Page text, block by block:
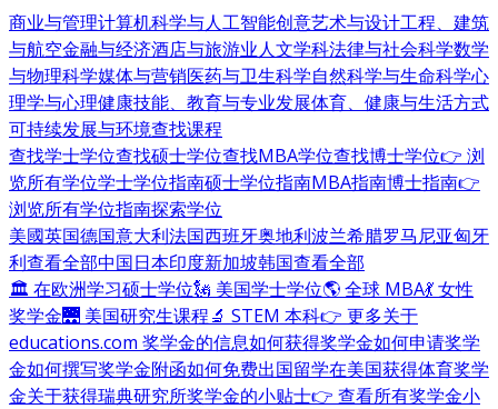
商业与管理计算机科学与人工智能创意艺术与设计工程、建筑
与航空金融与经济酒店与旅游业人文学科法律与社会科学数学
与物理科学媒体与营销医药与卫生科学自然科学与生命科学心
理学与心理健康技能、教育与专业发展体育、健康与生活方式
可持续发展与环境查找课程
查找学士学位查找硕士学位查找MBA学位查找博士学位👉 浏
览所有学位学士学位指南硕士学位指南MBA指南博士指南👉
浏览所有学位指南探索学位
美國英国德国意大利法国西班牙奥地利波兰希腊罗马尼亚匈牙
利查看全部中国日本印度新加坡韩国查看全部
🏛 在欧洲学习硕士学位🗽 美国学士学位🌎 全球 MBA💃 女性
奖学金🌉 美国研究生课程🔬 STEM 本科👉 更多关于
educations.com 奖学金的信息如何获得奖学金如何申请奖学
金如何撰写奖学金附函如何免费出国留学在美国获得体育奖学
金关于获得瑞典研究所奖学金的小贴士👉 查看所有奖学金小